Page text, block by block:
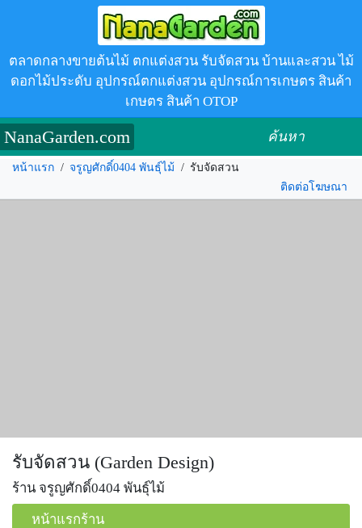
ตลาดกลางขายต้นไม้ ตกแต่งสวน รับจัดสวน บ้านและสวน ไม้
ดอกไม้ประดับ อุปกรณ์ตกแต่งสวน อุปกรณ์การเกษตร สินค้า
เกษตร สินค้า OTOP
NanaGarden.com ค้นหา
หน้าแรก / จรูญศักดิ์0404 พันธุ์ไม้ / รับจัดสวน
ติดต่อโฆษณา
รับจัดสวน (Garden Design)
ร้าน จรูญศักดิ์0404 พันธุ์ไม้
หน้าแรกร้าน